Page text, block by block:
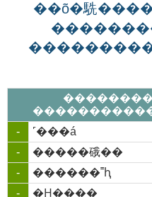
��õ�駪
-
˹���á
-
�����硪��
-
������˭ԧ
-
�Ԩ����